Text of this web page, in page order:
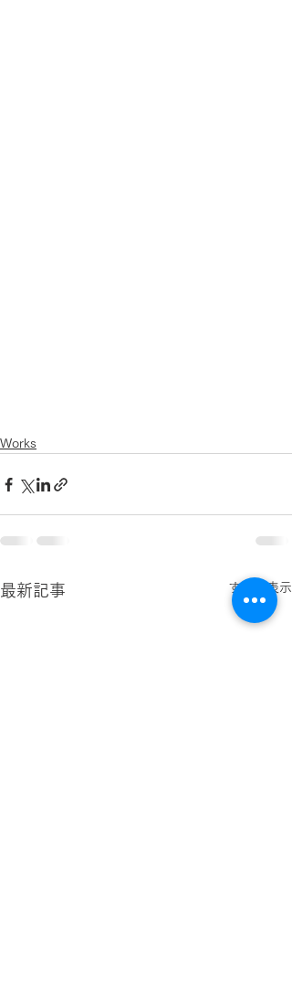
Works
最新記事 すべて表示